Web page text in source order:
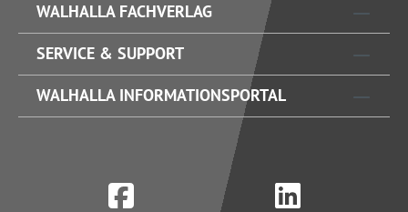
WALHALLA FACHVERLAG
SERVICE & SUPPORT
WALHALLA INFORMATIONSPORTAL